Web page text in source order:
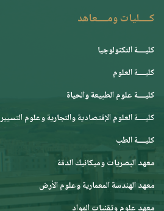
كــــليات ومــــعاهد
كليــــة التكنولوجيا
كليــــة العلوم
كليــــة علوم الطبيعة والحياة
كليــــة العلوم الإقتصادية والتجارية وعلوم التسيير
كليــــة الطب
معهد البصريات وميكانيك الدقة
معهد الهندسة المعمارية وعلوم الأرض